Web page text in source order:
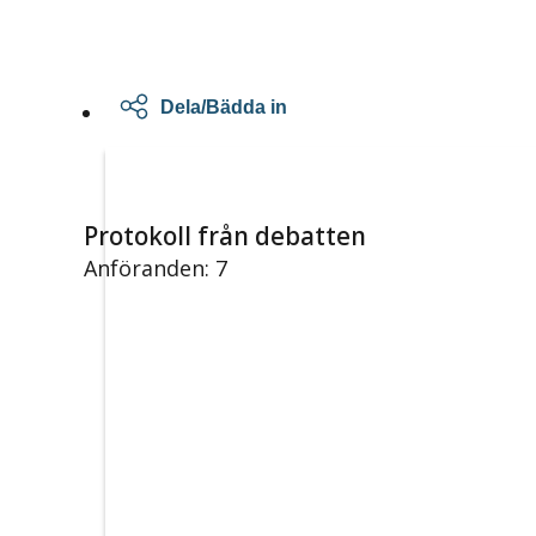
Dela/Bädda in
Protokoll från debatten
Anföranden: 7